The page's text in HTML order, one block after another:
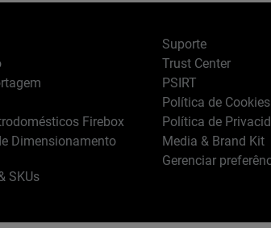
Firebox
Dimensionamento
SKUs
Suporte
Trust Center
PSIRT
Política de Cookies
Política de
Media & Brand Kit
Gerenciar